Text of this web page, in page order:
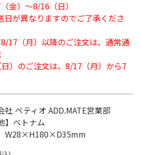
金）～8/16（日）
日が異なりますのでご了承くださ
17（月）以降のご注文は、通常通
）のご注文は、8/17（月）から7
社 ペティオ ADD.MATE営業部
】ベトナム
W28×H180×D35mm